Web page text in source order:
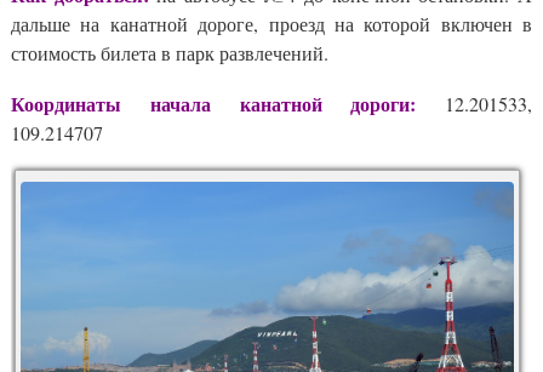
дальше на канатной дороге, проезд на которой включен в
стоимость билета в парк развлечений.
Координаты начала канатной дороги:
12.201533,
109.214707